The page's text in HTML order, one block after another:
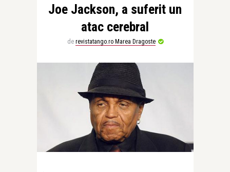
Joe Jackson, a suferit un
atac cerebral
de revistatango.ro Marea Dragoste